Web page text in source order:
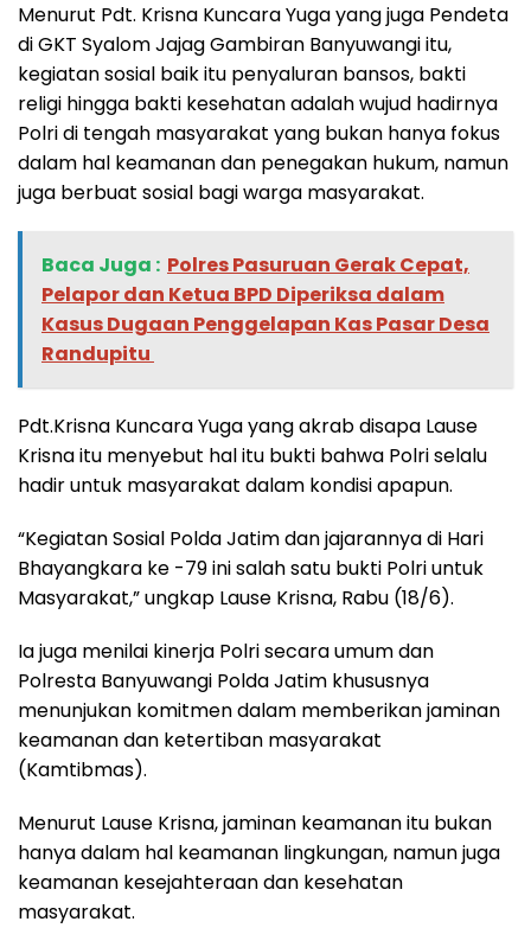
Menurut Pdt. Krisna Kuncara Yuga yang juga Pendeta
di GKT Syalom Jajag Gambiran Banyuwangi itu,
kegiatan sosial baik itu penyaluran bansos, bakti
religi hingga bakti kesehatan adalah wujud hadirnya
Polri di tengah masyarakat yang bukan hanya fokus
dalam hal keamanan dan penegakan hukum, namun
juga berbuat sosial bagi warga masyarakat.
Baca Juga : ‎Polres Pasuruan Gerak Cepat,
Pelapor dan Ketua BPD Diperiksa dalam
Kasus Dugaan Penggelapan Kas Pasar Desa
Randupitu ‎
Pdt.Krisna Kuncara Yuga yang akrab disapa Lause
Krisna itu menyebut hal itu bukti bahwa Polri selalu
hadir untuk masyarakat dalam kondisi apapun.
“Kegiatan Sosial Polda Jatim dan jajarannya di Hari
Bhayangkara ke -79 ini salah satu bukti Polri untuk
Masyarakat,” ungkap Lause Krisna, Rabu (18/6).
Ia juga menilai kinerja Polri secara umum dan
Polresta Banyuwangi Polda Jatim khususnya
menunjukan komitmen dalam memberikan jaminan
keamanan dan ketertiban masyarakat
(Kamtibmas).
Menurut Lause Krisna, jaminan keamanan itu bukan
hanya dalam hal keamanan lingkungan, namun juga
keamanan kesejahteraan dan kesehatan
masyarakat.